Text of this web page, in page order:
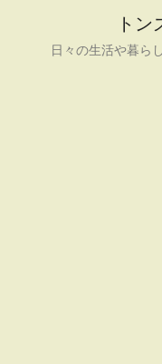
トン
日々の生活や暮ら